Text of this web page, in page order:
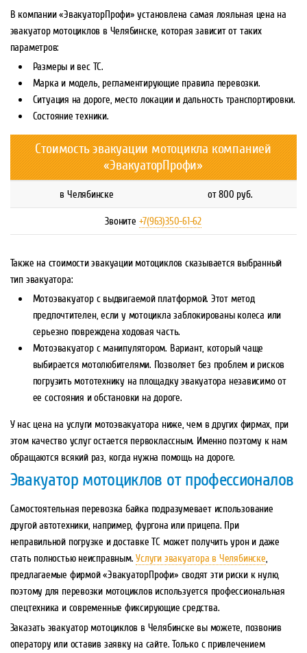
В компании «ЭвакуаторПрофи» установлена самая лояльная цена на
эвакуатор мотоциклов в Челябинске, которая зависит от таких
параметров:
Размеры и вес ТС.
Марка и модель, регламентирующие правила перевозки.
Ситуация на дороге, место локации и дальность транспортировки.
Состояние техники.
Стоимость эвакуации мотоцикла компанией
«ЭвакуаторПрофи»
в Челябинске от 800 руб.
Звоните +7(963)350-61-62
Также на стоимости эвакуации мотоциклов сказывается выбранный
тип эвакуатора:
Мотоэвакуатор с выдвигаемой платформой. Этот метод
предпочтителен, если у мотоцикла заблокированы колеса или
серьезно повреждена ходовая часть.
Мотоэвакуатор с манипулятором. Вариант, который чаще
выбирается мотолюбителями. Позволяет без проблем и рисков
погрузить мототехнику на площадку эвакуатора независимо от
ее состояния и обстановки на дороге.
У нас цена на услуги мотоэвакуатора ниже, чем в других фирмах, при
этом качество услуг остается первоклассным. Именно поэтому к нам
обращаются всякий раз, когда нужна помощь на дороге.
Эвакуатор мотоциклов от профессионалов
Самостоятельная перевозка байка подразумевает использование
другой автотехники, например, фургона или прицепа. При
неправильной погрузке и доставке ТС может получить урон и даже
стать полностью неисправным.Услуги эвакуатора в Челябинске,
предлагаемые фирмой «ЭвакуаторПрофи» сводят эти риски к нулю,
поэтому для перевозки мотоциклов используется профессиональная
спецтехника и современные фиксирующие средства.
Заказать эвакуатор мотоциклов в Челябинске вы можете, позвонив
оператору или оставив заявку на сайте. Только с привлечением